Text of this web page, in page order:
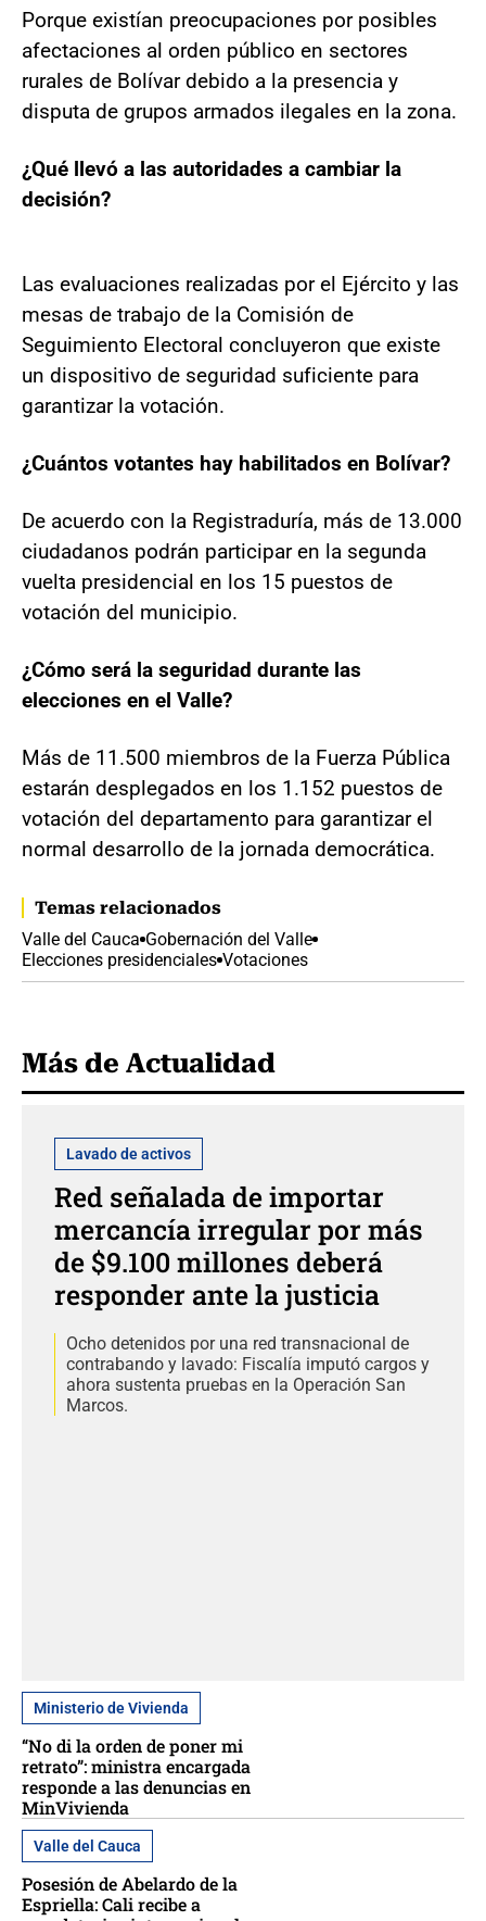
Porque existían preocupaciones por posibles
afectaciones al orden público en sectores
rurales de Bolívar debido a la presencia y
disputa de grupos armados ilegales en la zona.
¿Qué llevó a las autoridades a cambiar la
decisión?
Las evaluaciones realizadas por el Ejército y las
mesas de trabajo de la Comisión de
Seguimiento Electoral concluyeron que existe
un dispositivo de seguridad suficiente para
garantizar la votación.
¿Cuántos votantes hay habilitados en Bolívar?
De acuerdo con la Registraduría, más de 13.000
ciudadanos podrán participar en la segunda
vuelta presidencial en los 15 puestos de
votación del municipio.
¿Cómo será la seguridad durante las
elecciones en el Valle?
Más de 11.500 miembros de la Fuerza Pública
estarán desplegados en los 1.152 puestos de
votación del departamento para garantizar el
normal desarrollo de la jornada democrática.
Temas relacionados
Valle del Cauca Gobernación del Valle
Elecciones presidenciales Votaciones
Más de Actualidad
Lavado de activos
Red señalada de importar
mercancía irregular por más
de $9.100 millones deberá
responder ante la justicia
Ocho detenidos por una red transnacional de
contrabando y lavado: Fiscalía imputó cargos y
ahora sustenta pruebas en la Operación San
Marcos.
Ministerio de Vivienda
“No di la orden de poner mi
retrato”: ministra encargada
responde a las denuncias en
MinVivienda
Valle del Cauca
Posesión de Abelardo de la
Espriella: Cali recibe a